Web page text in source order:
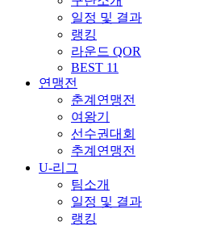
일정 및 결과
랭킹
라운드 QOR
BEST 11
연맹전
춘계연맹전
여왕기
선수권대회
추계연맹전
U-리그
팀소개
일정 및 결과
랭킹